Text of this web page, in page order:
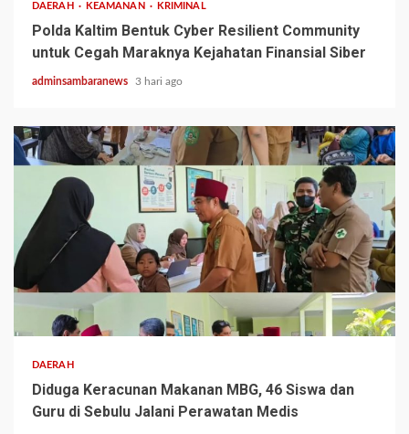
DAERAH KEAMANAN KRIMINAL
Polda Kaltim Bentuk Cyber Resilient Community
untuk Cegah Maraknya Kejahatan Finansial Siber
adminsambaranews 3 hari ago
2 min read
DAERAH
Diduga Keracunan Makanan MBG, 46 Siswa dan
Guru di Sebulu Jalani Perawatan Medis